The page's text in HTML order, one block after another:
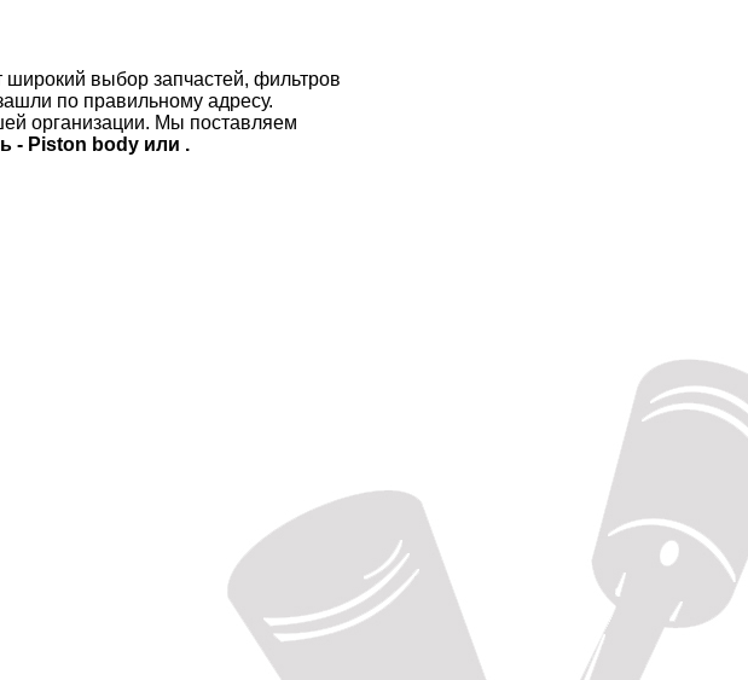
выбор запчастей, фильтров
по правильному адресу.
организации. Мы поставляем
- Piston body или .